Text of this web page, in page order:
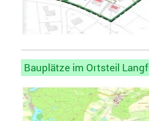
Bauplätze im Ortsteil